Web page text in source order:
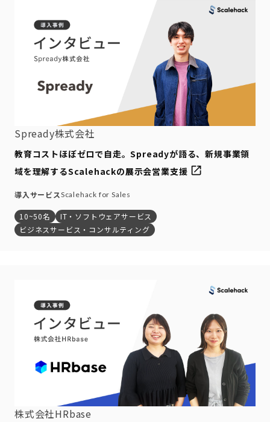
Spready株式会社
教育コストほぼゼロで自走。Spreadyが語る、新規事業領
域を理解するScalehackの展示会営業支援
導入サービスScalehack for Sales
10~50名
IT・ソフトウェアサービス
ビジネスサービス・コンサルティング
株式会社HRbase